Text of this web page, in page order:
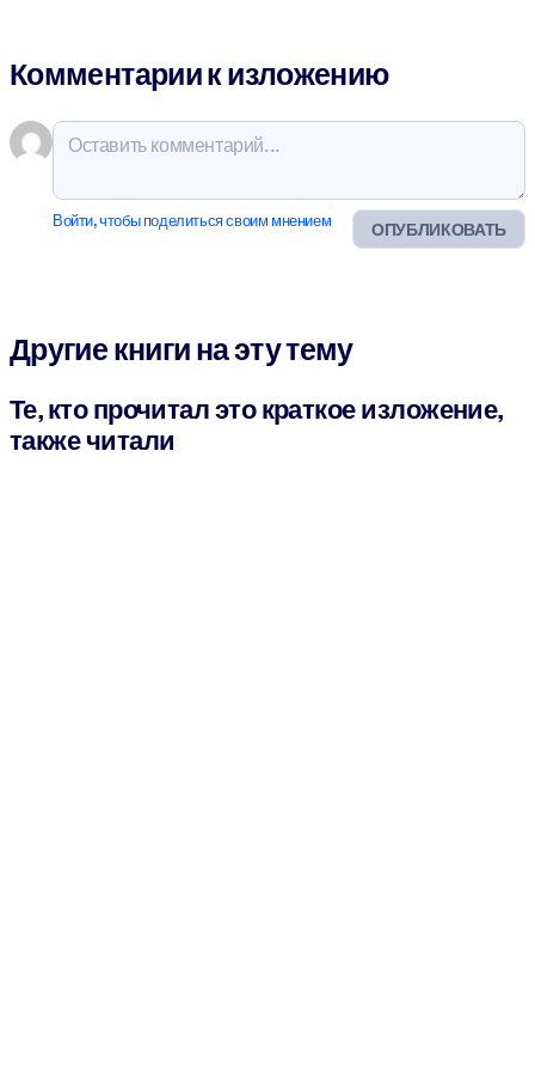
Комментарии к изложению
ОПУБЛИКОВАТЬ
Войти, чтобы поделиться своим мнением
Другие книги на эту тему
Те, кто прочитал это краткое изложение,
также читали